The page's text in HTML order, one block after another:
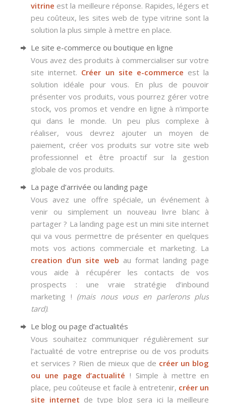
vitrine est la meilleure réponse. Rapides, légers et
peu coûteux, les sites web de type vitrine sont la
solution la plus simple à mettre en place.
Le site e-commerce ou boutique en ligne
Vous avez des produits à commercialiser sur votre
site internet. Créer un site e-commerce est la
solution idéale pour vous. En plus de pouvoir
présenter vos produits, vous pourrez gérer votre
stock, vos promos et vendre en ligne à n’importe
qui dans le monde. Un peu plus complexe à
réaliser, vous devrez ajouter un moyen de
paiement, créer vos produits sur votre site web
professionnel et être proactif sur la gestion
globale de vos produits.
La page d’arrivée ou landing page
Vous avez une offre spéciale, un événement à
venir ou simplement un nouveau livre blanc à
partager ? La landing page est un mini site internet
qui va vous permettre de présenter en quelques
mots vos actions commerciale et marketing. La
creation d’un site web au format landing page
vous aide à récupérer les contacts de vos
prospects : une vraie stratégie d’inbound
marketing ! (mais nous vous en parlerons plus
tard).
Le blog ou page d’actualités
Vous souhaitez communiquer régulièrement sur
l’actualité de votre entreprise ou de vos produits
et services ? Rien de mieux que de créer un blog
ou une page d’actualité ! Simple à mettre en
place, peu coûteuse et facile à entretenir, créer un
site internet de type blog sera ici la meilleure